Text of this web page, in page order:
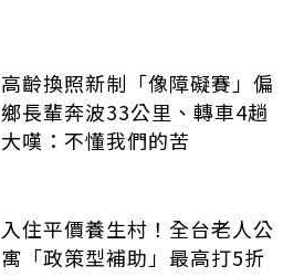
高齡換照新制「像障礙賽」偏
鄉長輩奔波33公里、轉車4趟
大嘆：不懂我們的苦
入住平價養生村！全台老人公
寓「政策型補助」最高打5折